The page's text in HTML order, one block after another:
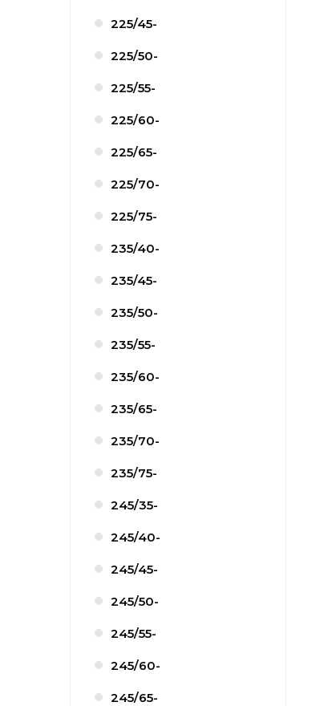
225/45-
225/50-
225/55-
225/60-
225/65-
225/70-
225/75-
235/40-
235/45-
235/50-
235/55-
235/60-
235/65-
235/70-
235/75-
245/35-
245/40-
245/45-
245/50-
245/55-
245/60-
245/65-